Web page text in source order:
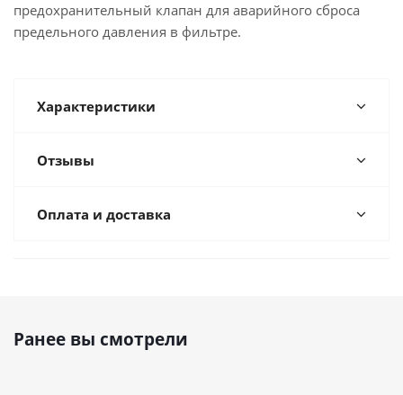
предохранительный клапан для аварийного сброса
предельного давления в фильтре.
Характеристики
Отзывы
Оплата и доставка
Ранее вы смотрели